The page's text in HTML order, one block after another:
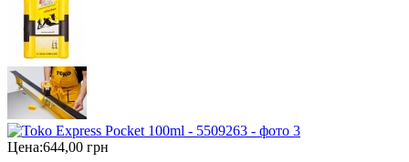
Цена:644,00 грн